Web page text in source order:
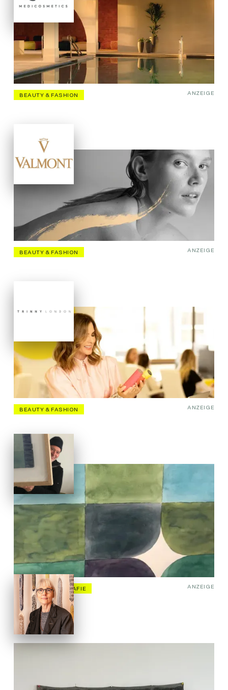
BEAUTY & FASHION ANZEIGE
BEAUTY & FASHION ANZEIGE
BEAUTY & FASHION ANZEIGE
KUNST & FOTOGRAFIE ANZEIGE